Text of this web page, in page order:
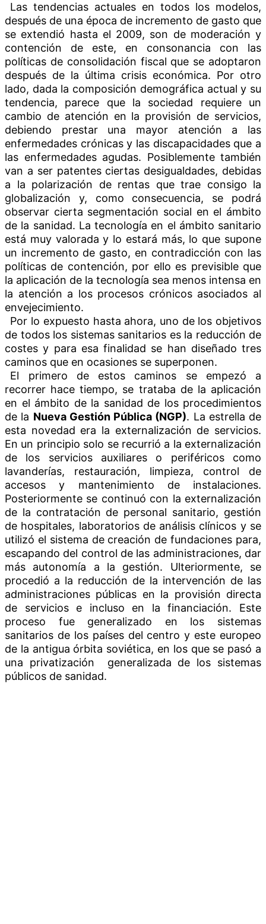
Las tendencias actuales en todos los modelos,
después de una época de incremento de gasto que
se extendió hasta el 2009, son de moderación y
contención de este, en consonancia con las
políticas de consolidación fiscal que se adoptaron
después de la última crisis económica. Por otro
lado, dada la composición demográfica actual y su
tendencia, parece que la sociedad requiere un
cambio de atención en la provisión de servicios,
debiendo prestar una mayor atención a las
enfermedades crónicas y las discapacidades que a
las enfermedades agudas. Posiblemente también
van a ser patentes ciertas desigualdades, debidas
a la polarización de rentas que trae consigo la
globalización y, como consecuencia, se podrá
observar cierta segmentación social en el ámbito
de la sanidad. La tecnología en el ámbito sanitario
está muy valorada y lo estará más, lo que supone
un incremento de gasto, en contradicción con las
políticas de contención, por ello es previsible que
la aplicación de la tecnología sea menos intensa en
la atención a los procesos crónicos asociados al
envejecimiento.
Por lo expuesto hasta ahora, uno de los objetivos
de todos los sistemas sanitarios es la reducción de
costes y para esa finalidad se han diseñado tres
caminos que en ocasiones se superponen.
El primero de estos caminos se empezó a
recorrer hace tiempo, se trataba de la aplicación
en el ámbito de la sanidad de los procedimientos
de la Nueva Gestión Pública (NGP). La estrella de
esta novedad era la externalización de servicios.
En un principio solo se recurrió a la externalización
de los servicios auxiliares o periféricos como
lavanderías, restauración, limpieza, control de
accesos y mantenimiento de instalaciones.
Posteriormente se continuó con la externalización
de la contratación de personal sanitario, gestión
de hospitales, laboratorios de análisis clínicos y se
utilizó el sistema de creación de fundaciones para,
escapando del control de las administraciones, dar
más autonomía a la gestión. Ulteriormente, se
procedió a la reducción de la intervención de las
administraciones públicas en la provisión directa
de servicios e incluso en la financiación. Este
proceso fue generalizado en los sistemas
sanitarios de los países del centro y este europeo
de la antigua órbita soviética, en los que se pasó a
una privatización generalizada de los sistemas
públicos de sanidad.